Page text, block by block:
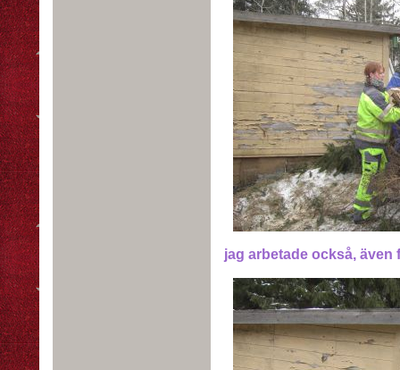
jag arbetade också, även